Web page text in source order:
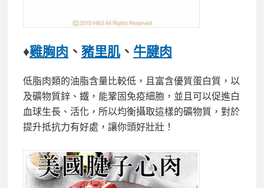
♦雞胸肉 、 豬里肌、 牛腱肉
低脂肉類的油脂含量比較低，且富含優質蛋白質，以
及礦物質鋅、鐵，能鞏固免疫細胞，並且可以促進白
血球生長、活化，所以均衡攝取這樣的礦物質，對於
提升抵抗力有好處，讓你頭好壯壯！